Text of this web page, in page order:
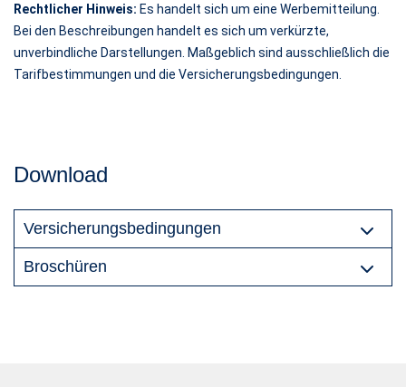
Rechtlicher Hinweis: Es handelt sich um eine Werbemitteilung.
Bei den Beschreibungen handelt es sich um verkürzte,
unverbindliche Darstellungen. Maßgeblich sind ausschließlich die
Tarifbestimmungen und die Versicherungsbedingungen.
Download
Versicherungsbedingungen
Broschüren